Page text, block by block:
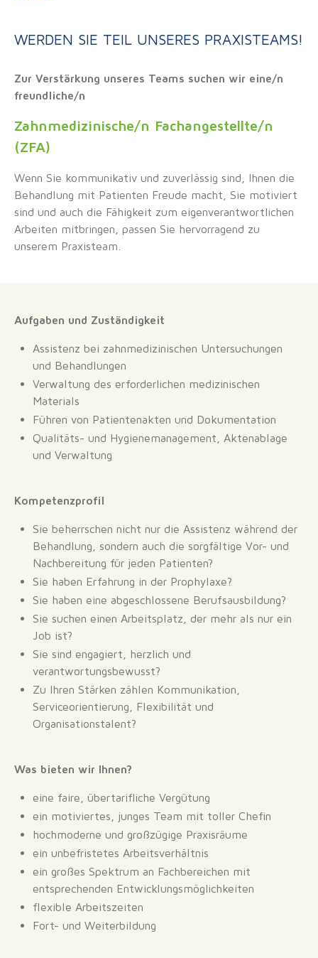
WERDEN SIE TEIL UNSERES PRAXISTEAMS!
Zur Verstärkung unseres Teams suchen wir eine/n
freundliche/n
Zahnmedizinische/n Fachangestellte/n
(ZFA)
Wenn Sie kommunikativ und zuverlässig sind, Ihnen die
Behandlung mit Patienten Freude macht, Sie motiviert
sind und auch die Fähigkeit zum eigenverantwortlichen
Arbeiten mitbringen, passen Sie hervorragend zu
unserem Praxisteam.
Aufgaben und Zuständigkeit
Assistenz bei zahnmedizinischen Untersuchungen
und Behandlungen
Verwaltung des erforderlichen medizinischen
Materials
Führen von Patientenakten und Dokumentation
Qualitäts- und Hygienemanagement, Aktenablage
und Verwaltung
Kompetenzprofil
Sie beherrschen nicht nur die Assistenz während der
Behandlung, sondern auch die sorgfältige Vor- und
Nachbereitung für jeden Patienten?
Sie haben Erfahrung in der Prophylaxe?
Sie haben eine abgeschlossene Berufsausbildung?
Sie suchen einen Arbeitsplatz, der mehr als nur ein
Job ist?
Sie sind engagiert, herzlich und
verantwortungsbewusst?
Zu Ihren Stärken zählen Kommunikation,
Serviceorientierung, Flexibilität und
Organisationstalent?
Was bieten wir Ihnen?
eine faire, übertarifliche Vergütung
ein motiviertes, junges Team mit toller Chefin
hochmoderne und großzügige Praxisräume
ein unbefristetes Arbeitsverhältnis
ein großes Spektrum an Fachbereichen mit
entsprechenden Entwicklungsmöglichkeiten
flexible Arbeitszeiten
Fort- und Weiterbildung